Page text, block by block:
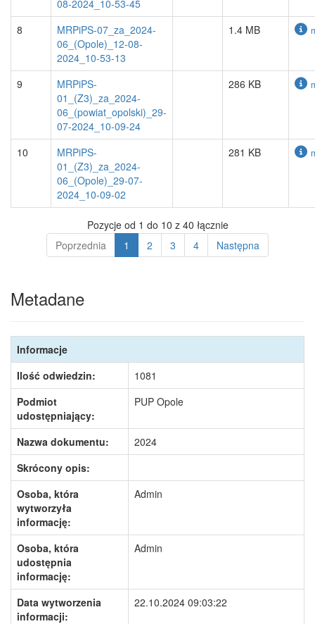
08-2024_10-53-45
8
MRPiPS-07_za_2024-
06_(Opole)_12-08-
2024_10-53-13
1.4 MB
9
MRPiPS-
01_(Z3)_za_2024-
06_(powiat_opolski)_29-
07-2024_10-09-24
286 KB
10
MRPiPS-
01_(Z3)_za_2024-
06_(Opole)_29-07-
2024_10-09-02
281 KB
Pozycje od 1 do 10 z 40 łącznie
Poprzednia
1 2 3 4 Następna
Metadane
Informacje
Ilość odwiedzin:
1081
Podmiot
udostępniający:
PUP Opole
Nazwa dokumentu:
2024
Skrócony opis:
Osoba, która
wytworzyła
informację:
Admin
Osoba, która
udostępnia
informację:
Admin
Data wytworzenia
informacji:
22.10.2024 09:03:22